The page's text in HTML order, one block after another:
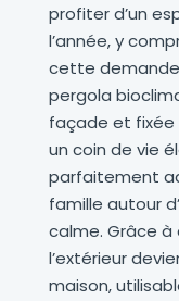
profiter d’un
l’année, y
cette
pergola
façade et fixée
un coin de vie
parfaitement
famille autour
calme. Grâce
l’extérieur
maison,